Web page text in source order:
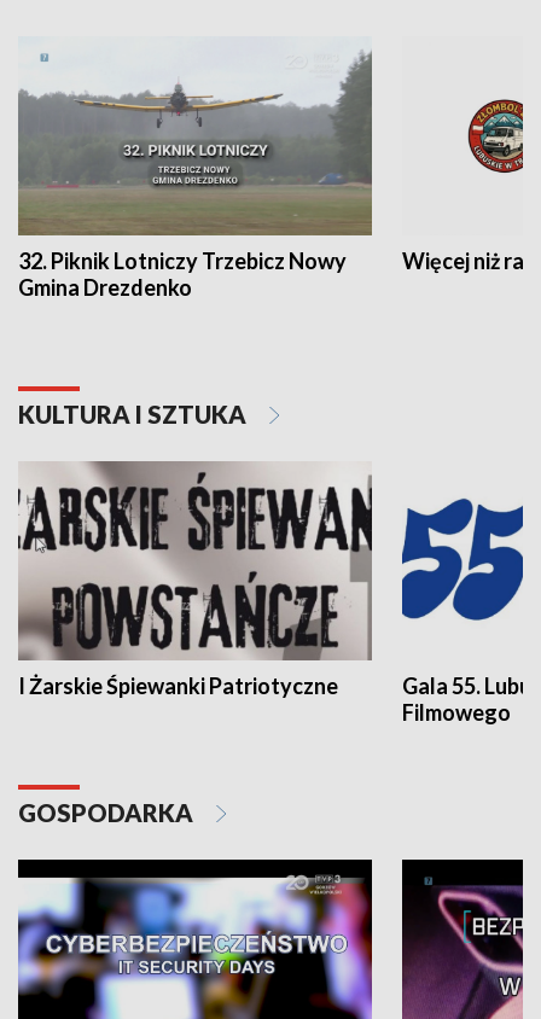
32. Piknik Lotniczy Trzebicz Nowy
Gmina Drezdenko
Więcej niż rajd
KULTURA I SZTUKA
I Żarskie Śpiewanki Patriotyczne
Gala 55.
Filmowego
GOSPODARKA